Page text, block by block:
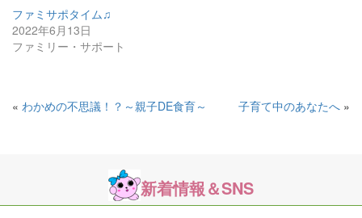
ファミサポタイム♫
2022年6月13日
ファミリー・サポート
« わかめの不思議！？～親子DE食育～ 子育て中のあなたへ »
新着情報＆SNS